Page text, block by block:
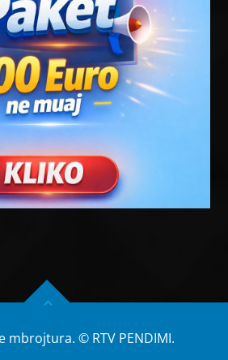
mbrojtura. © RTV PENDIMI.